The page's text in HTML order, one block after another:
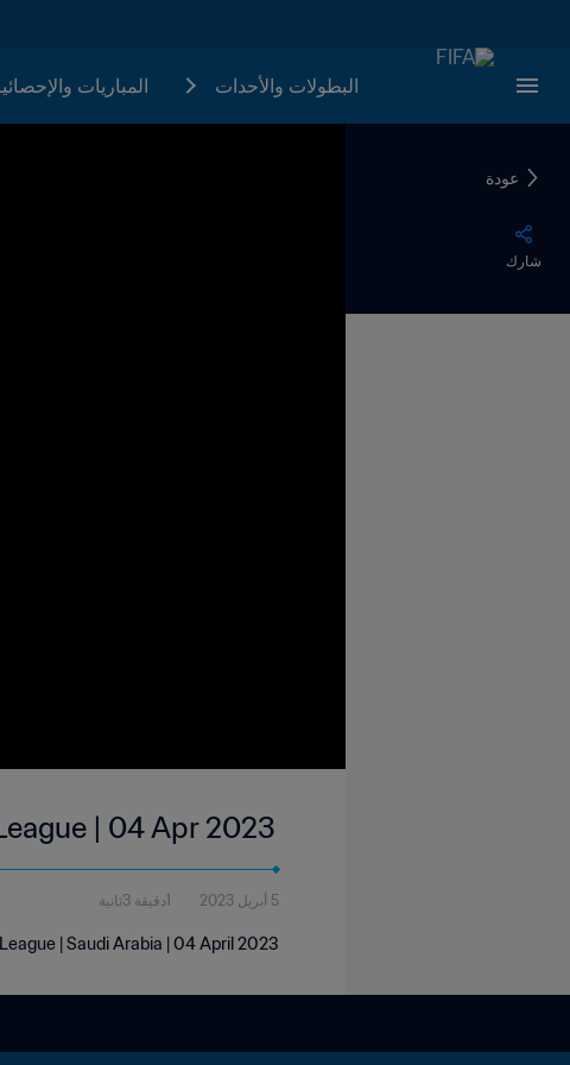
البطولات والأحدات المباريات
عودة
شارك
| 04 Apr 2023
5 أبريل 2023 1دقيقة 3ثانية
| Saudi Arabia | 04 April 2023